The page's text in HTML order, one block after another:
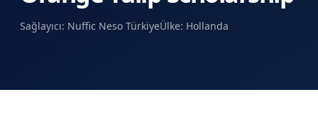
Sağlayıcı: Nuffic Neso TürkiyeÜlke: Hollanda